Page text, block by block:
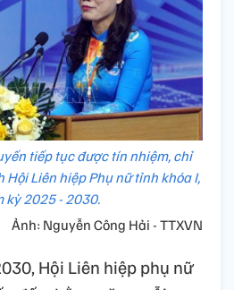
tiếp tục được tín nhiệm, chỉ
Liên hiệp Phụ nữ tỉnh khóa I,
kỳ 2025 - 2030.
Ảnh: Nguyễn Công Hải - TTXVN
Hội Liên hiệp phụ nữ